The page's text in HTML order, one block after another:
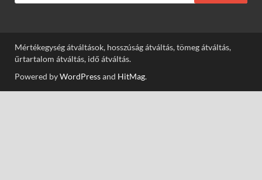
Mértékegység átváltások, hosszúság átváltás, tömeg átváltás,
űrtartalom átváltás, idő átváltás.
Powered byWordPressand HitMag.